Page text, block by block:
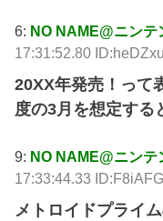
6: NO NAME@ニンテ
17:31:52.80
20XX年発売！って
度の3月を想定する
9: NO NAME@ニンテ
17:33:44.33
メトロイドプライ